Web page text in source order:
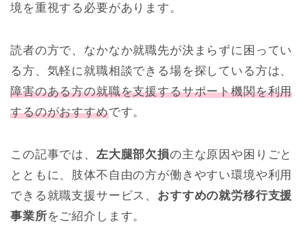
境を重視する必要があります。
読者の方で、なかなか就職先が決まらずに困ってい
る方、気軽に就職相談できる場を探している方は、
障害のある方の就職を支援するサポート機関を利用
するのがおすすめです。
この記事では、 左大腿部欠損の主な原因や困りごと
とともに、肢体不自由の方が働きやすい環境や利用
できる就職支援サービス、 おすすめの就労移行支援
事業所をご紹介します。